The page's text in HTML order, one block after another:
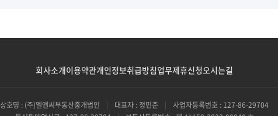
회사소개이용약관개인정보취급방침업무제휴신청오시는길
상호명 : (주)엘앤씨부동산중개법인 | 대표자 : 정민준 |
사업자등록번호 : 127-86-29704